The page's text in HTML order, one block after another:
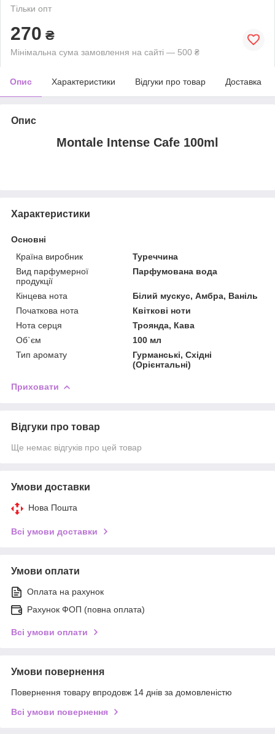
Тільки опт
270 ₴
Мінімальна сума замовлення на сайті — 500 ₴
Опис Характеристики Відгуки про товар Доставка
Опис
Montale Intense Cafe 100ml
Характеристики
Основні
Країна виробник
Туреччина
Вид парфумерної
продукції
Парфумована вода
Кінцева нота
Білий мускус, Амбра, Ваніль
Початкова нота
Квіткові ноти
Нота серця
Троянда, Кава
Об`єм
100 мл
Тип аромату
Гурманські, Східні
(Орієнтальні)
Приховати
Відгуки про товар
Ще немає відгуків про цей товар
Умови доставки
Нова Пошта
Всі умови доставки
Умови оплати
Оплата на рахунок
Рахунок ФОП (повна оплата)
Всі умови оплати
Умови повернення
Повернення товару впродовж 14 днів за домовленістю
Всі умови повернення